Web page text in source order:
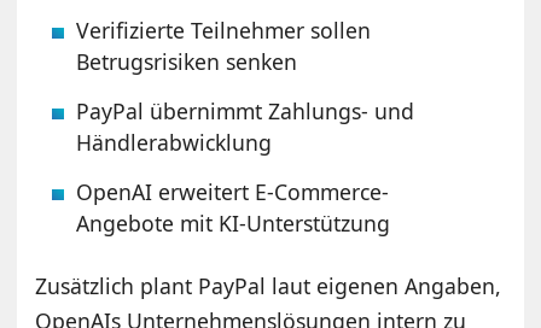
Verifizierte Teilnehmer sollen
Betrugsrisiken senken
PayPal übernimmt Zahlungs- und
Händlerabwicklung
OpenAI erweitert E-Commerce-
Angebote mit KI-Unterstützung
Zusätzlich plant PayPal laut eigenen Angaben,
OpenAIs Unternehmenslösungen intern zu